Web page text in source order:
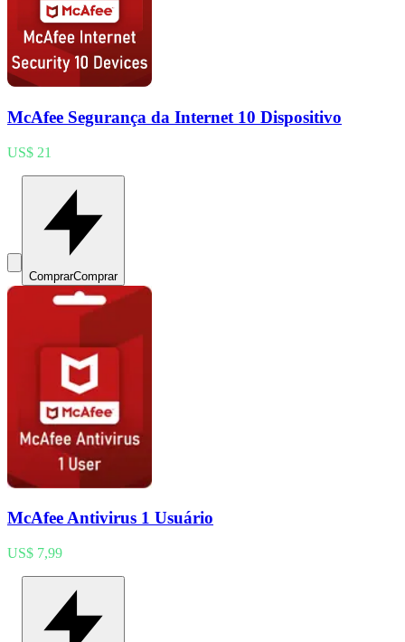
McAfee Segurança da Internet 10 Dispositivo
US$ 21
ComprarComprar
McAfee Antivirus 1 Usuário
US$ 7,99